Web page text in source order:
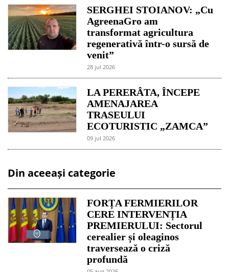
SERGHEI STOIANOV: „Cu
AgreenaGro am
transformat agricultura
regenerativă într-o sursă de
venit”
28 jul 2026
LA PERERÂTA, ÎNCEPE
AMENAJAREA
TRASEULUI
ECOTURISTIC „ZAMCA”
09 jul 2026
Din aceeași categorie
FORȚA FERMIERILOR
CERE INTERVENȚIA
PREMIERULUI: Sectorul
cerealier și oleaginos
traversează o criză
profundă